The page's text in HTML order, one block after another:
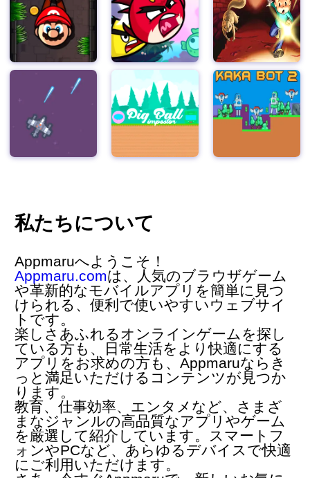
私たちについて
Appmaruへようこそ！
Appmaru.comは、人気のブラウザゲーム
や革新的なモバイルアプリ を簡単に見つ
けられる、便利で使いやすいウェブサイ
トです。
楽しさあふれるオンラインゲームを探し
ている方も、日常生活をより快適にする
アプリをお求めの方も、Appmaruならき
っと満足いただけるコンテンツが見つか
ります。
教育、仕事効率、エンタメなど、さまざ
まなジャンルの高品質なアプリやゲーム
を厳選して紹介しています。スマートフ
ォンやPCなど、あらゆるデバイスで快適
にご利用いただけます。